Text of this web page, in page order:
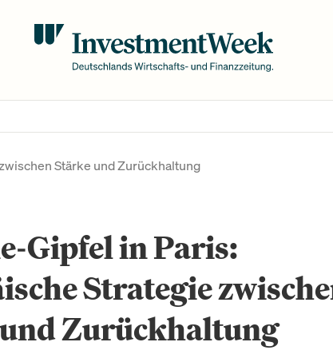
Stärke und Zurückhaltung
Gipfel in Paris:
Strategie
Zurückhaltung